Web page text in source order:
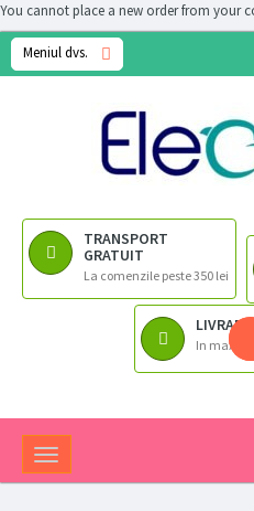
You cannot place a new order from your
Meniul dvs.
TRANSPORT
GRATUIT
La comenzile peste 350 lei
In
Toggle
navigation